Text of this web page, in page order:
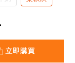
立即購買